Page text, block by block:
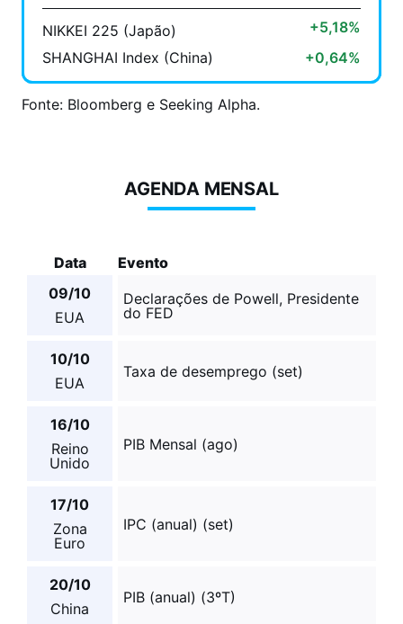
NIKKEI 225 (Japão)
+5,18%
SHANGHAI Index (China)
+0,64%
Fonte: Bloomberg e Seeking Alpha.
AGENDA MENSAL
Data
Evento
09/10
EUA
Declarações de Powell, Presidente
do FED
10/10
EUA
Taxa de desemprego (set)
16/10
Reino
Unido
PIB Mensal (ago)
17/10
Zona
Euro
IPC (anual) (set)
20/10
China
PIB (anual) (3ºT)